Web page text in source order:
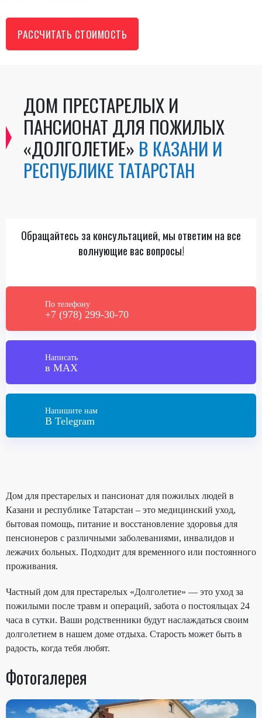
РАССЧИТАТЬ СТОИМОСТЬ
ДОМ ПРЕСТАРЕЛЫХ И
ПАНСИОНАТ ДЛЯ ПОЖИЛЫХ
«ДОЛГОЛЕТИЕ» В КАЗАНИ И
РЕСПУБЛИКЕ ТАТАРСТАН
Обращайтесь за консультацией, мы ответим на все
волнующие вас вопросы!
По телефону
+7 (978) 299-30-70
Написать
в MAX
Напишите нам
В Telegram
Дом для престарелых и пансионат для пожилых людей в
Казани и республике Татарстан – это медицинский уход,
бытовая помощь, питание и восстановление здоровья для
пенсионеров с различными заболеваниями, инвалидов и
лежачих больных. Подходит для временного или постоянного
проживания.
Частный дом для престарелых «Долголетие» — это уход за
пожилыми после травм и операций, забота о постояльцах 24
часа в сутки. Ваши родственники будут наслаждаться своим
долголетием в нашем доме отдыха. Старость может быть в
радость, когда тебя любят.
Фотогалерея